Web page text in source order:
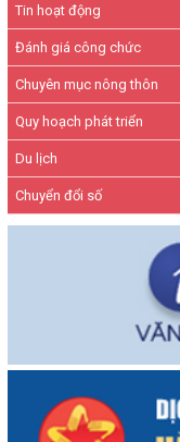
Tin hoạt động
Đánh giá công chức
Chuyên mục nông thôn
Quy hoạch phát triển
Du lịch
Chuyển đổi số